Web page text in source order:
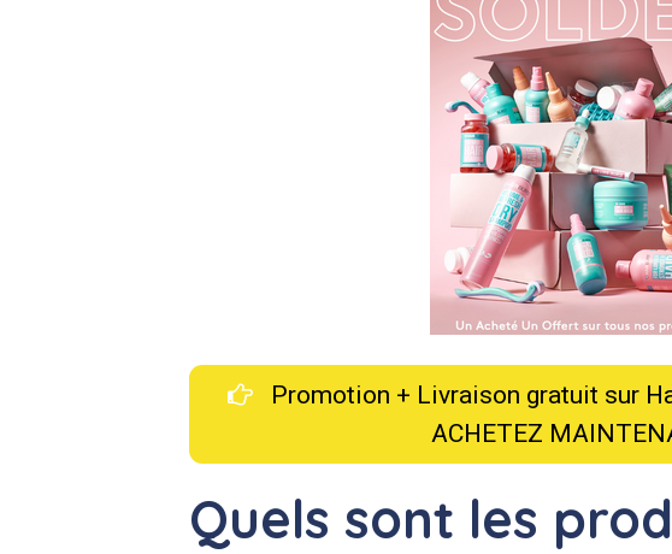
Promotion + Livraison gratuit sur
ACHETEZ
Quels sont les